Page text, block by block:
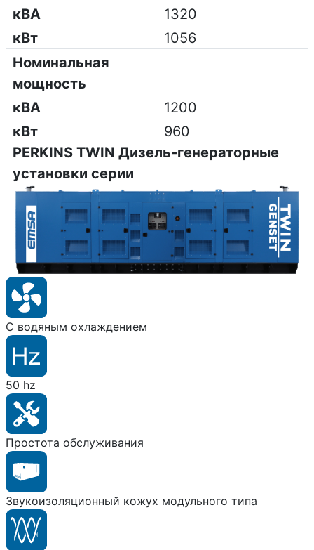
кВА
1320
кВт
1056
Номинальная
мощность
кВА
1200
кВт
960
PERKINS TWIN Дизель-генераторные
установки серии
С водяным охлаждением
50 hz
Простота обслуживания
Звукоизоляционный кожух модульного типа